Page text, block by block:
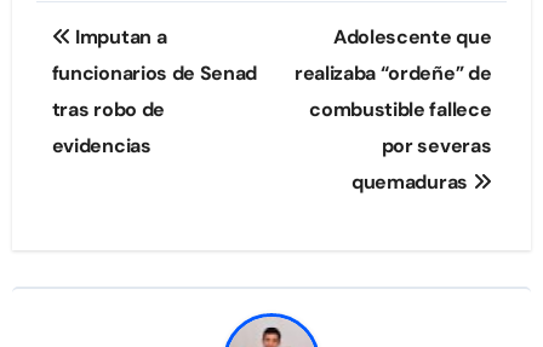
Navegación
de
entradas
Imputan a
funcionarios de Senad
tras robo de
evidencias
Adolescente que
realizaba “ordeñe” de
combustible fallece
por severas
quemaduras